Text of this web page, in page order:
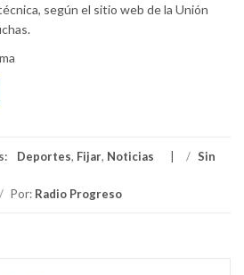
según el sitio web de la Unión
Deportes, Fijar, Noticias / Sin
/ Por: Radio Progreso